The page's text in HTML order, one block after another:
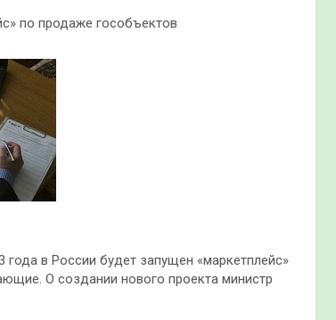
по продаже гособъектов
в России будет запущен «маркетплейс»
О создании нового проекта министр